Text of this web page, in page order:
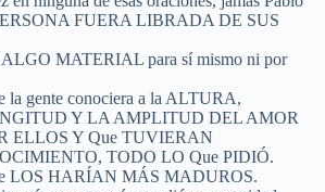
FUERA LIBRADA DE SUS
MATERIAL para sí mismo ni por
la gente conociera a la ALTURA,
Y LA AMPLITUD DEL AMOR
ELLOS Y Que TUVIERAN
TODO LO Que PIDIÓ.
LOS HARÍAN MÁS MADUROS.